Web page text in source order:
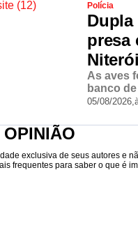
Polícia
Dupla
presa
Niterói
As aves
banco
05/08/2026,
exclusiva de seus autores e
frequentes para saber o que é